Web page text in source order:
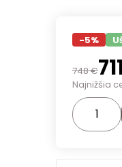
-5%
748€
Najnižšia